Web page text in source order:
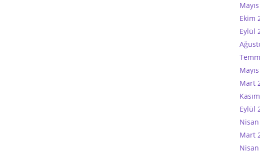
Ekim
Eylül
Mart
Eylül
Mart